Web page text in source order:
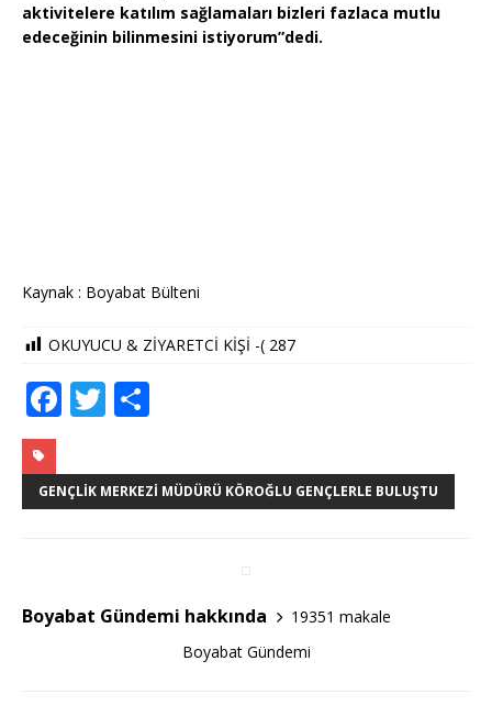
aktivitelere katılım sağlamaları bizleri fazlaca mutlu
edeceğinin bilinmesini istiyorum”dedi.
Kaynak : Boyabat Bülteni
OKUYUCU & ZİYARETCİ KİŞİ -( 287
F
c
e
o
T
it
te
ar
e
GENÇLIK MERKEZI MÜDÜRÜ KÖROĞLU GENÇLERLE BULUŞTU
Boyabat Gündemi hakkında
19351 makale
Boyabat Gündemi